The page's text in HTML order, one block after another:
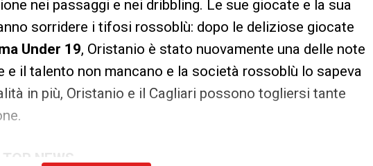
nei passaggi e nei dribbling. Le sue giocate e la sua
sorridere i tifosi rossoblù: dopo le deliziose giocate
Under 19, Oristanio è stato nuovamente una delle note
e il talento non mancano e la società rossoblù lo sapeva
in più, Oristanio e il Cagliari possono togliersi tante
NEWS